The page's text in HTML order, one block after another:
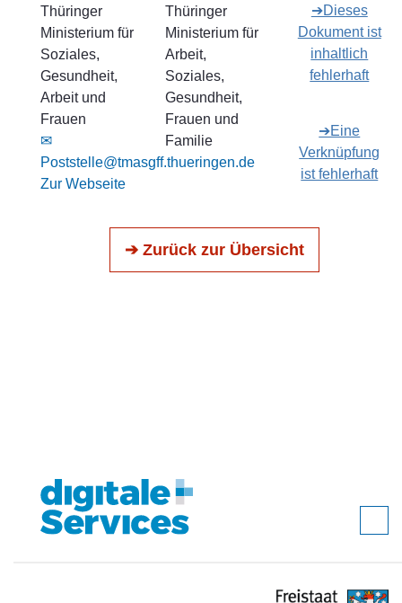
Thüringer
Ministerium für
Soziales,
Gesundheit,
Arbeit und
Frauen
✉
Poststelle@tmasgff.thueringen.de
Zur Webseite
Thüringer
Ministerium für
Arbeit,
Soziales,
Gesundheit,
Frauen und
Familie
➔Dieses
Dokument ist
inhaltlich
fehlerhaft
➔Eine
Verknüpfung
ist fehlerhaft
➔ Zurück zur Übersicht